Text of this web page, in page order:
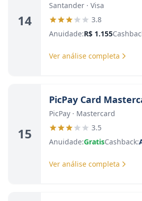
14
Santander · Visa
3.8
Anuidade:R$ 1.155
Ver análise completa
15
PicPay Card
PicPay · Mastercard
3.5
Anuidade:GratisCashback:
Ver análise completa